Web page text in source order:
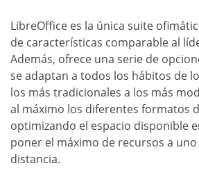
LibreOffice es la única suite
de características comparable al
Además, ofrece una serie de
se adaptan a todos los hábitos de
los más tradicionales a los más
al máximo los diferentes formatos
optimizando el espacio disponible
poner el máximo de recursos a
distancia.